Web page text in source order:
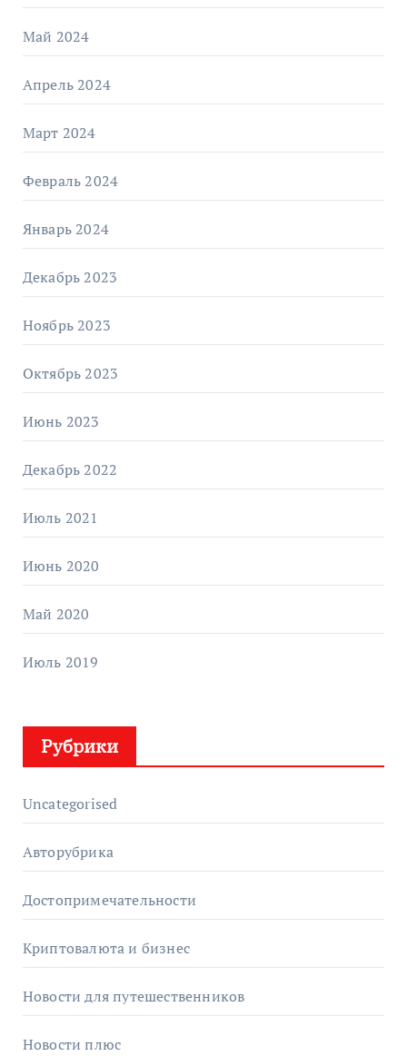
Май 2024
Апрель 2024
Март 2024
Февраль 2024
Январь 2024
Декабрь 2023
Ноябрь 2023
Октябрь 2023
Июнь 2023
Декабрь 2022
Июль 2021
Июнь 2020
Май 2020
Июль 2019
Рубрики
Uncategorised
Авторубрика
Достопримечательности
Криптовалюта и бизнес
Новости для путешественников
Новости плюс